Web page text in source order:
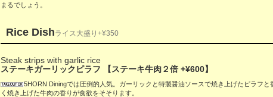
まるでしょう。
Rice Dishライス大盛り+¥350
Steak strips with garlic rice
ステーキガーリックピラフ 【ステーキ牛肉２倍 +¥600】
5HORN Diningでは圧倒的人気。ガーリックと特製醤油ソースで焼き上げたピラフと
く焼き上げた牛肉の香りが食欲をそそります。